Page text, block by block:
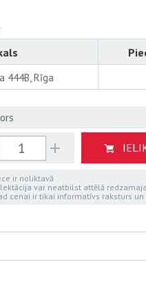
444B, Rīga
ir noliktavā
var neatbilst attēlā
cenai ir tikai informatīvs raksturs